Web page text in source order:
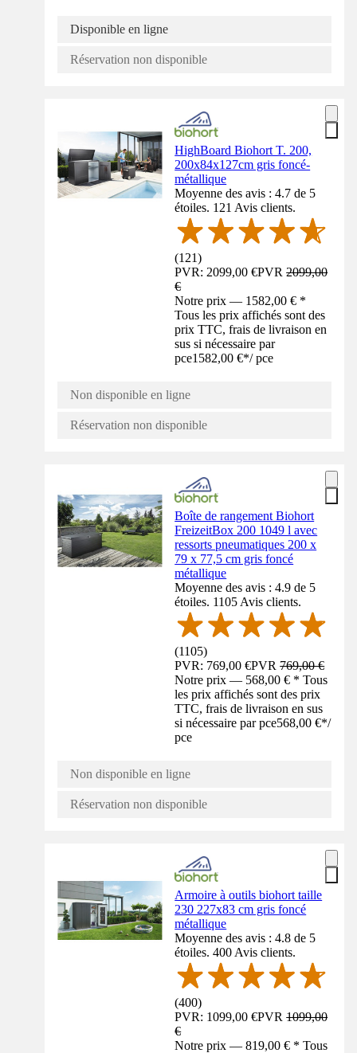
Disponible en ligne
Réservation non disponible
HighBoard Biohort T. 200,
200x84x127cm gris foncé-
métallique
Moyenne des avis : 4.7 de 5
étoiles. 121 Avis clients.
(121)
PVR: 2099,00 €PVR2099,00
€
Notre prix — 1582,00 € *
Tous les prix affichés sont des
prix TTC, frais de livraison en
sus si nécessaire par
pce1582,00 €*/ pce
Non disponible en ligne
Réservation non disponible
Boîte de rangement Biohort
FreizeitBox 200 1049 l avec
ressorts pneumatiques 200 x
79 x 77,5 cm gris foncé
métallique
Moyenne des avis : 4.9 de 5
étoiles. 1105 Avis clients.
(1105)
PVR: 769,00 €PVR769,00 €
Notre prix — 568,00 € * Tous
les prix affichés sont des prix
TTC, frais de livraison en sus
si nécessaire par pce568,00 €*/
pce
Non disponible en ligne
Réservation non disponible
Armoire à outils biohort taille
230 227x83 cm gris foncé
métallique
Moyenne des avis : 4.8 de 5
étoiles. 400 Avis clients.
(400)
PVR: 1099,00 €PVR1099,00
€
Notre prix — 819,00 € * Tous